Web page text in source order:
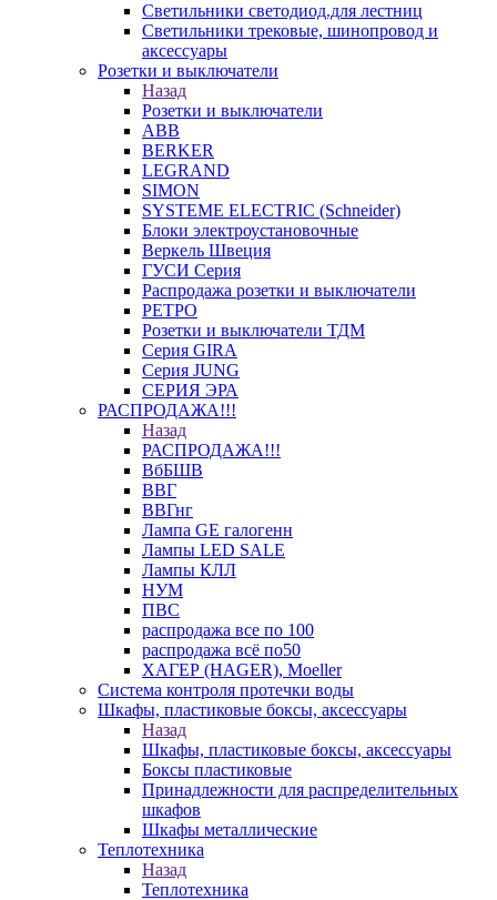
Светильники светодиод.для лестниц
Светильники трековые, шинопровод и
аксессуары
Розетки и выключатели
Назад
Розетки и выключатели
ABB
BERKER
LEGRAND
SIMON
SYSTEME ELECTRIC (Schneider)
Блоки электроустановочные
Веркель Швеция
ГУСИ Серия
Распродажа розетки и выключатели
РЕТРО
Розетки и выключатели ТДМ
Серия GIRA
Серия JUNG
СЕРИЯ ЭРА
РАСПРОДАЖА!!!
Назад
РАСПРОДАЖА!!!
ВбБШВ
ВВГ
ВВГнг
Лампа GE галогенн
Лампы LED SALE
Лампы КЛЛ
НУМ
ПВС
распродажа все по 100
распродажа всё по50
ХАГЕР (HAGER), Moeller
Система контроля протечки воды
Шкафы, пластиковые боксы, аксессуары
Назад
Шкафы, пластиковые боксы, аксессуары
Боксы пластиковые
Принадлежности для распределительных
шкафов
Шкафы металлические
Теплотехника
Назад
Теплотехника